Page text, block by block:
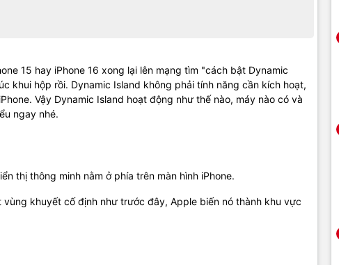
15 hay iPhone 16 xong lại lên mạng tìm "cách bật Dynamic
khui hộp rồi. Dynamic Island không phải tính năng cần kích hoạt,
Vậy Dynamic Island hoạt động như thế nào, máy nào có và
ngay nhé.
thị thông minh nằm ở phía trên màn hình iPhone.
khuyết cố định như trước đây, Apple biến nó thành khu vực